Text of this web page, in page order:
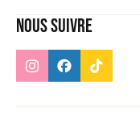
Nous suivre